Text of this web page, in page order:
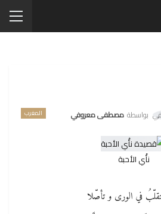
المغرب بواسطة مصطفى معروفي
نأْي الأحبة
في الورى و تأصّلا